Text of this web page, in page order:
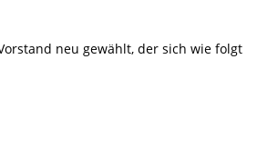
neu gewählt, der sich wie folgt